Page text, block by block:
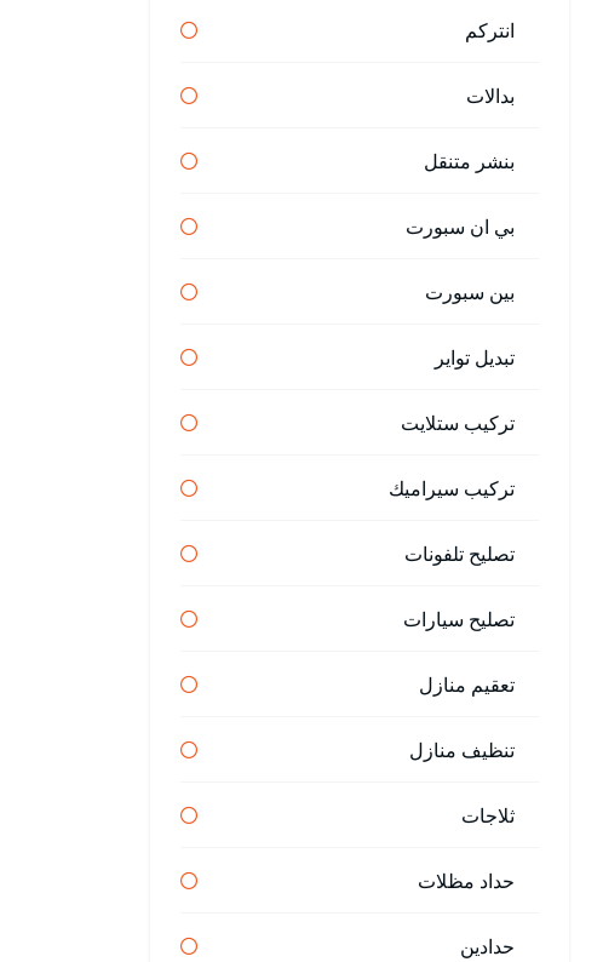
انتركم
بدالات
بنشر متنقل
بي ان سبورت
بين سبورت
تبديل تواير
تركيب ستلايت
تركيب سيراميك
تصليح تلفونات
تصليح سيارات
تعقيم منازل
تنظيف منازل
ثلاجات
حداد مظلات
حدادين